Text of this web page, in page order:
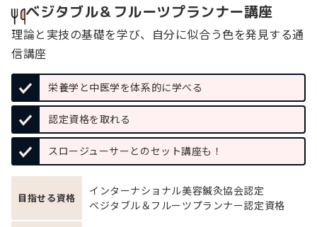
ベジタブル＆フルーツプランナー講座
理論と実技の基礎を学び、自分に似合う色を発見する通
信講座
栄養学と中医学を体系的に学べる
認定資格を取れる
スロージューサーとのセット講座も！
目指せる資格
インターナショナル美容鍼灸協会認定
ベジタブル＆フルーツプランナー認定資格